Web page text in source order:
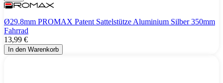
Ø29.8mm PROMAX Patent Sattelstütze Aluminium Silber 350mm
Fahrrad
13,99 €
In den Warenkorb